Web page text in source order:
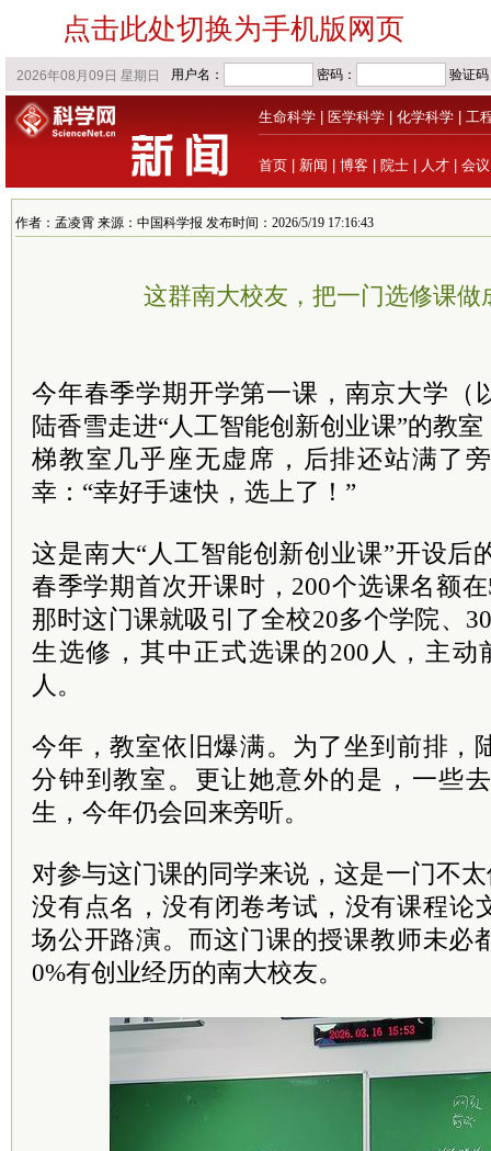
点击此处切换为手机版网页
生命科学 医学科学 化学科学 工
首页 新闻 博客 院士 人才 会议
作者：孟凌霄 来源：中国科学报 发布时间：2026/5/19 17:16:43
这群南大校友，把一门选修课做
今年春季学期开学第一课，南京大学（
陆香雪走进“人工智能创新创业课”的教
梯教室几乎座无虚席，后排还站满了
幸：“幸好手速快，选上了！”
这是南大“人工智能创新创业课”开设后
春季学期首次开课时，200个选课名额
那时这门课就吸引了全校20多个学院、
生选修，其中正式选课的200人，主动
人。
今年，教室依旧爆满。为了坐到前排，
分钟到教室。更让她意外的是，一些
生，今年仍会回来旁听。
对参与这门课的同学来说，这是一门不
没有点名，没有闭卷考试，没有课程论
场公开路演。而这门课的授课教师未必
0%有创业经历的南大校友。